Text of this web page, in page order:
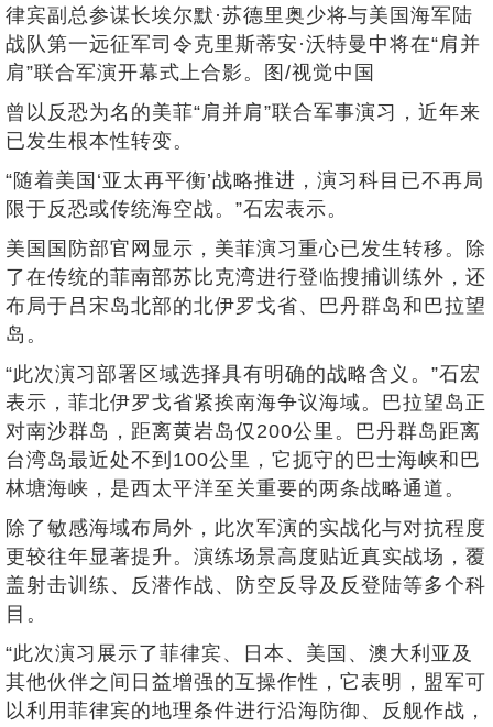
律宾副总参谋长埃尔默·苏德里奥少将与美国海军陆
战队第一远征军司令克里斯蒂安·沃特曼中将在“肩并
肩”联合军演开幕式上合影。图/视觉中国
曾以反恐为名的美菲“肩并肩”联合军事演习，近年来
已发生根本性转变。
“随着美国‘亚太再平衡’战略推进，演习科目已不再局
限于反恐或传统海空战。”石宏表示。
美国国防部官网显示，美菲演习重心已发生转移。除
了在传统的菲南部苏比克湾进行登临搜捕训练外，还
布局于吕宋岛北部的北伊罗戈省、巴丹群岛和巴拉望
岛。
“此次演习部署区域选择具有明确的战略含义。”石宏
表示，菲北伊罗戈省紧挨南海争议海域。巴拉望岛正
对南沙群岛，距离黄岩岛仅200公里。巴丹群岛距离
台湾岛最近处不到100公里，它扼守的巴士海峡和巴
林塘海峡，是西太平洋至关重要的两条战略通道。
除了敏感海域布局外，此次军演的实战化与对抗程度
更较往年显著提升。演练场景高度贴近真实战场，覆
盖射击训练、反潜作战、防空反导及反登陆等多个科
目。
“此次演习展示了菲律宾、日本、美国、澳大利亚及
其他伙伴之间日益增强的互操作性，它表明，盟军可
以利用菲律宾的地理条件进行沿海防御、反舰作战，